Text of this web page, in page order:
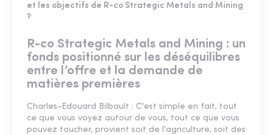
et les objectifs de R-co Strategic Metals and Mining
?
R-co Strategic Metals and Mining : un
fonds positionné sur les déséquilibres
entre l’offre et la demande de
matières premières
Charles-Edouard Bilbault : C'est simple en fait, tout
ce que vous voyez autour de vous, tout ce que vous
pouvez toucher, provient soit de l'agriculture, soit des